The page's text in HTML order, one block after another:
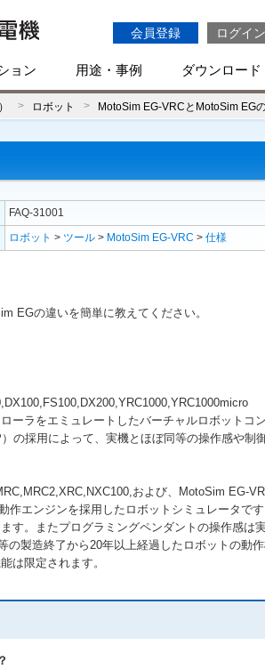
会員登録 ログイン
ョン 用途・事例 ダウンロード
ロボット MotoSim EG-VRCとMotoSim EG
FAQ-31001
ロボット > ツール > MotoSim EG-VRC > 仕様
EGの違いを簡単に教えてください。
ーラをエミュレートしたバーチャルロボット
の採用によって、実機とほぼ同等の操作感や制
および、MotoSim EG-
作エンジンを採用したロボットシミュレータで
す。またプログラミングペンダントの操作感は
の製造終了から20年以上経過したロボットの
は限定されます。